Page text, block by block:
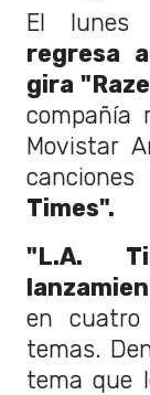
El lunes
regresa
gira
compañía
Movistar
Times".
"L.A.
en
temas.
tema que